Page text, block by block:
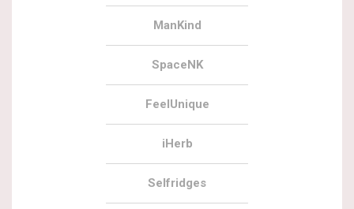
ManKind
SpaceNK
FeelUnique
iHerb
Selfridges